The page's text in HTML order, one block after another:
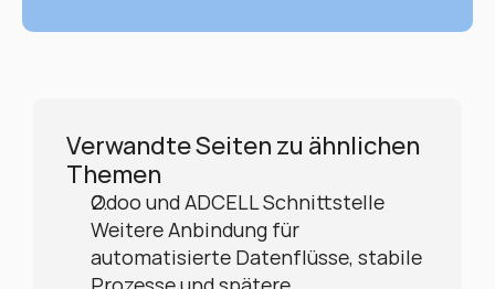
Verwandte Seiten zu ähnlichen
Themen
Odoo und ADCELL Schnittstelle
Weitere Anbindung für
automatisierte Datenflüsse, stabile